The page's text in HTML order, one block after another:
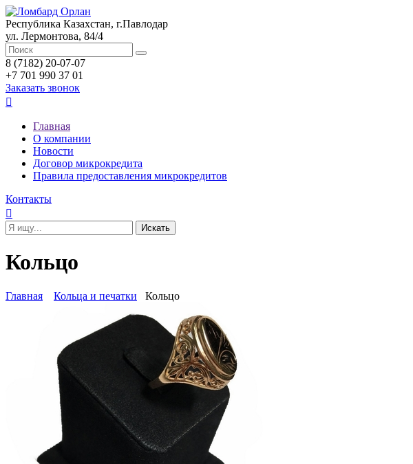
Республика Казахстан, г.Павлодар
ул. Лермонтова, 84/4
8 (7182) 20-07-07
+7 701 990 37 01
Заказать звонок

Главная
О компании
Новости
Договор микрокредита
Правила предоставления микрокредитов
Контакты

Кольцо
Главная Кольца и печатки Кольцо